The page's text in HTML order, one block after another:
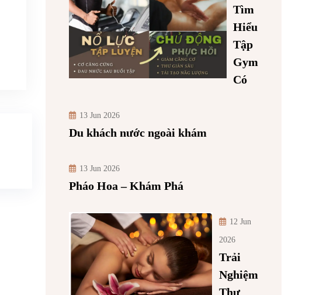
Tìm
Hiểu
Tập
Gym
Có
13 Jun 2026
Du khách nước ngoài khám
13 Jun 2026
Pháo Hoa – Khám Phá
12 Jun
2026
Trải
Nghiệm
Thư